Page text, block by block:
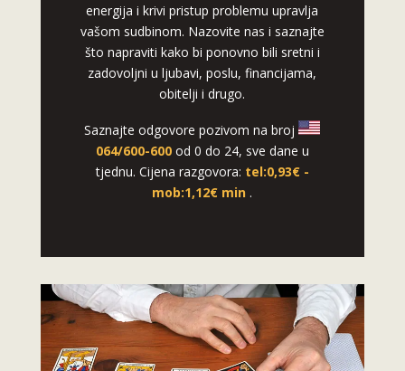
energija i krivi pristup problemu upravlja
vašom sudbinom. Nazovite nas i saznajte
što napraviti kako bi ponovno bili sretni i
zadovoljni u ljubavi, poslu, financijama,
obitelji i drugo.
Saznajte odgovore pozivom na broj
064/600-600 od 0 do 24, sve dane u
tjednu. Cijena razgovora: tel:0,93€ -
mob:1,12€ min .